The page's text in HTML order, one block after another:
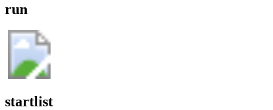
run
startlist